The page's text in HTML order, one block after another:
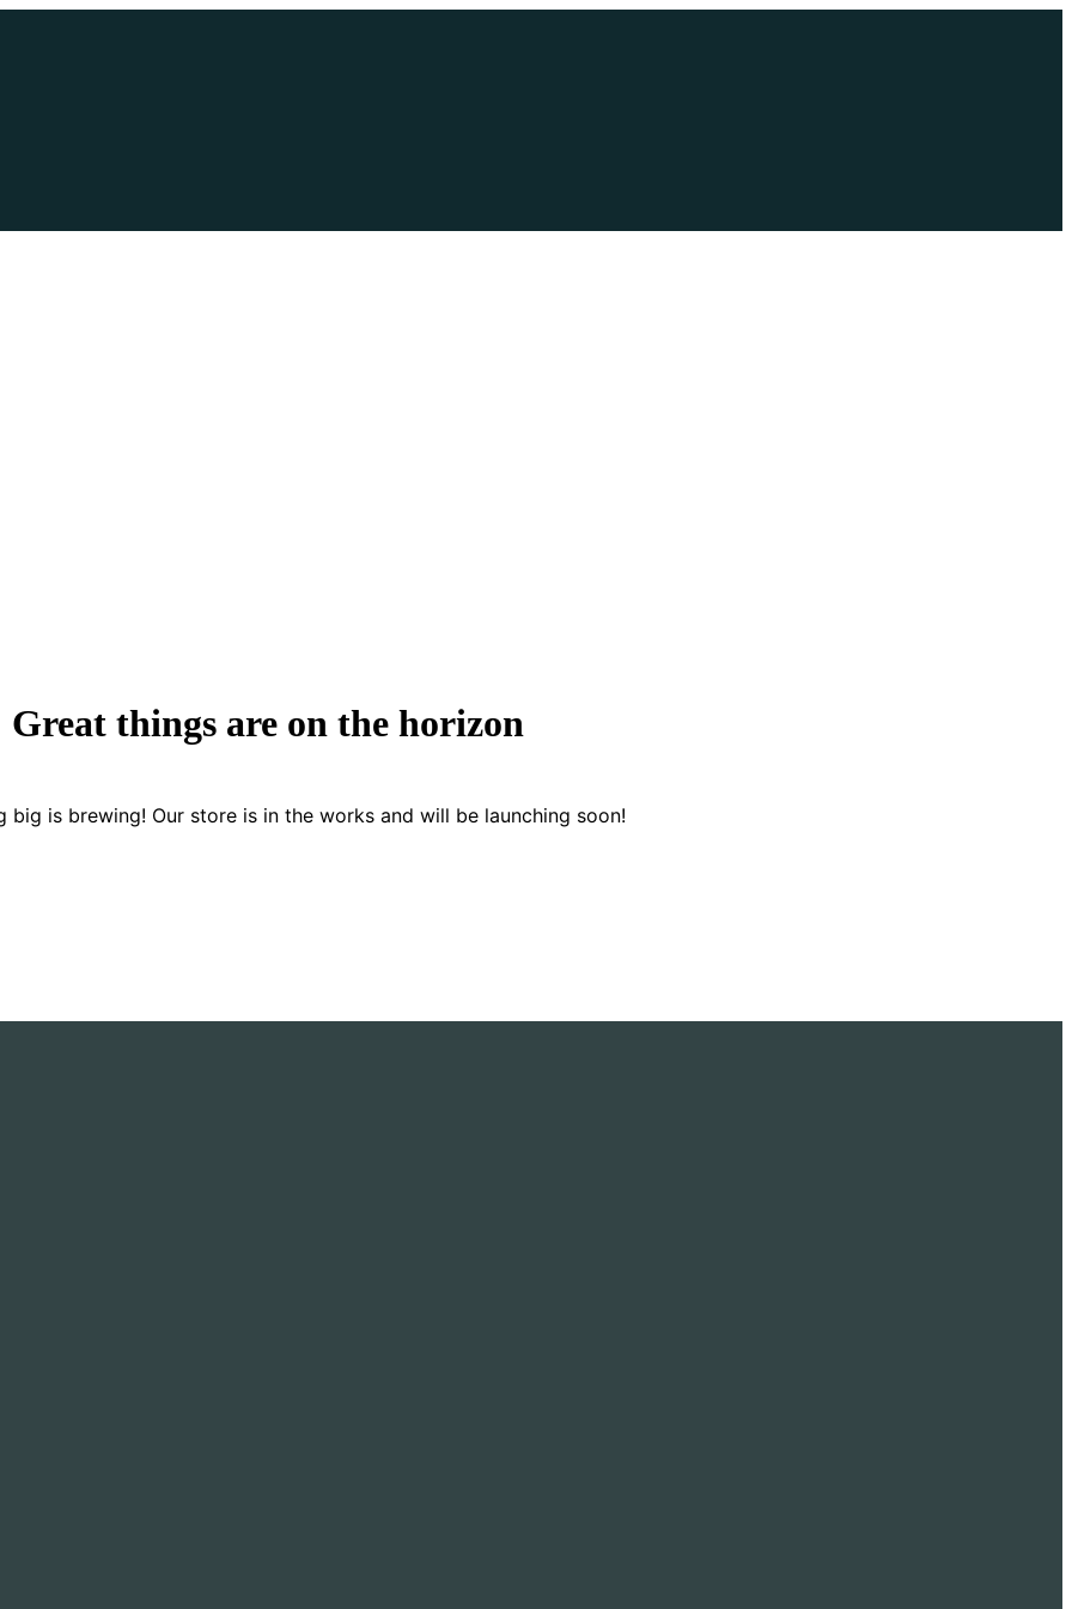
Great things are on the horizon
big is brewing! Our store is in the works and will be launching soon!